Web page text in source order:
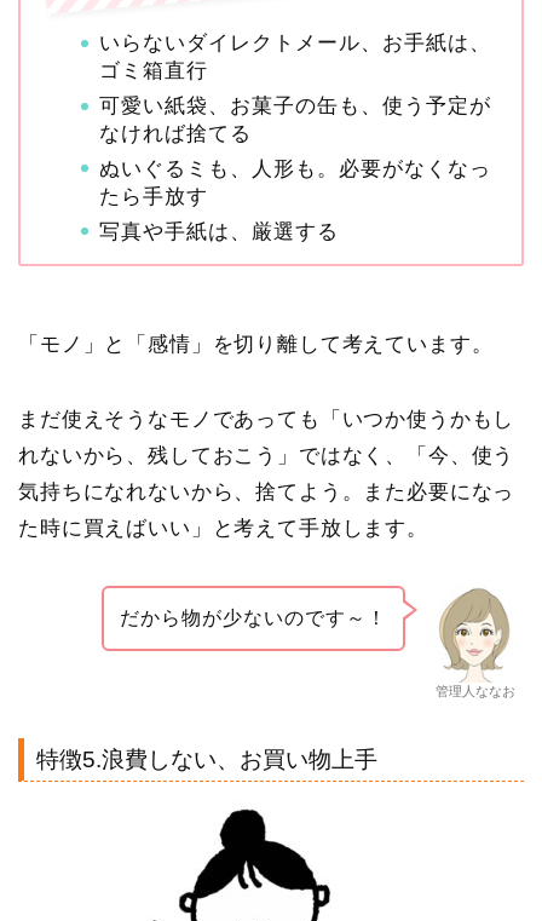
いらないダイレクトメール、お手紙は、
ゴミ箱直行
可愛い紙袋、お菓子の缶も、使う予定が
なければ捨てる
ぬいぐるミも、人形も。必要がなくなっ
たら手放す
写真や手紙は、厳選する
「モノ」と「感情」を切り離して考えています。
まだ使えそうなモノであっても「いつか使うかもし
れないから、残しておこう」ではなく、「今、使う
気持ちになれないから、捨てよう。また必要になっ
た時に買えばいい」と考えて手放します。
管理人ななお
だから物が少ないのです～！
特徴5.浪費しない、お買い物上手